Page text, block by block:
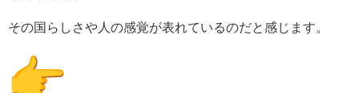
その国らしさや人の感覚が表れているのだと感じます。